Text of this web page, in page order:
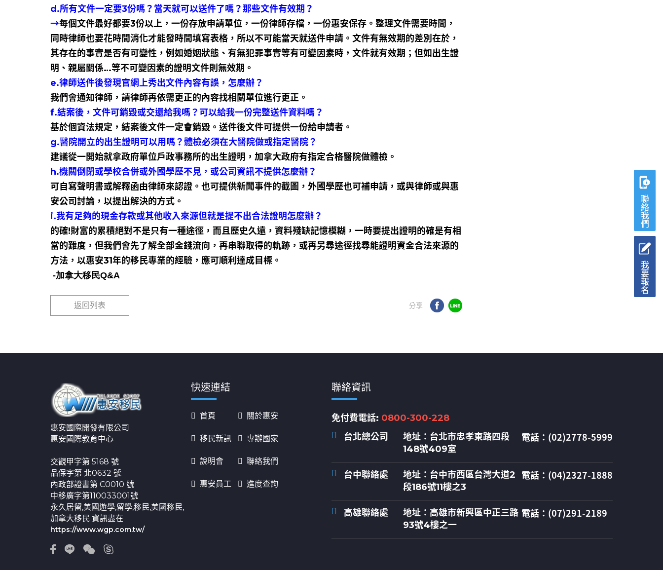
d.所有文件一定要3份嗎？當天就可以送件了嗎？那些文件有效期？
→每個文件最好都要3份以上，一份存放申請單位，一份律師存檔，一份惠安保存。整理文件需要時間，
同時律師也要花時間消化才能發時間填寫表格，所以不可能當天就送件申請。文件有無效期的差別在於，
其存在的事實是否有可變性，例如婚姻狀態、有無犯罪事實等有可變因素時，文件就有效期；但如出生證
明、親屬關係…等不可變因素的證明文件則無效期。
e.律師送件後發現官網上秀出文件內容有誤，怎麼辦？
我們會通知律師，請律師再依需更正的內容找相關單位進行更正。
f.結案後，文件可銷毀或交還給我嗎？可以給我一份完整送件資料嗎？
基於個資法規定，結案後文件一定會銷毀。送件後文件可提供一份給申請者。
g.醫院開立的出生證明可以用嗎？體檢必須在大醫院做或指定醫院？
建議從一開始就拿政府單位戶政事務所的出生證明，加拿大政府有指定合格醫院做體檢。
h.機關倒閉或學校合併或外國學歷不見，或公司資訊不提供怎麼辦？
可自寫聲明書或解釋函由律師來認證。也可提供新聞事件的截圖，外國學歷也可補申請，或與律師或與惠
安公司討論，以提出解決的方式。
i.我有足夠的現金存款或其他收入來源但就是提不出合法證明怎麼辦？
的確!財富的累積絕對不是只有一種途徑，而且歷史久遠，資料殘缺記憶模糊，一時要提出證明的確是有相
當的難度，但我們會先了解全部金錢流向，再串聯取得的軌跡，或再另尋途徑找尋能證明資金合法來源的
方法，以惠安31年的移民專業的經驗，應可順利達成目標。
-加拿大移民Q&A
返回列表
聯絡我們
我要報名
惠安國際開發有限公司
惠安國際教育中心
交觀甲字第 5168 號
品保字第 北0632 號
內政部證書第 C0010 號
中移廣字第110033001號
永久居留,美國遊學,留學,移民,美國移民,
加拿大移民 資訊盡在
https://www.wgp.com.tw/
快速連結
首頁
移民新訊
說明會
惠安員工
關於惠安
專辦國家
聯絡我們
進度查詢
聯絡資訊
免付費電話: 0800-300-228
台北總公司
地址： 台北市忠孝東路四段
148號409室
電話：(02)2778-5999
台中聯絡處 地址： 台中市西區台灣大道2
段186號11樓之3
電話：(04)2327-1888
高雄聯絡處 地址： 高雄市新興區中正三路
93號4樓之一
電話：(07)291-2189